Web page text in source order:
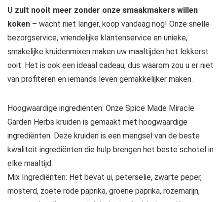
U zult nooit meer zonder onze smaakmakers willen
koken – wacht niet langer, koop vandaag nog! Onze snelle
bezorgservice, vriendelijke klantenservice en unieke,
smakelijke kruidenmixen maken uw maaltijden het lekkerst
ooit. Het is ook een ideaal cadeau, dus waarom zou u er niet
van profiteren en iemands leven gemakkelijker maken.
Hoogwaardige ingrediënten: Onze Spice Made Miracle
Garden Herbs kruiden is gemaakt met hoogwaardige
ingrediënten. Deze kruiden is een mengsel van de beste
kwaliteit ingrediënten die hulp brengen het beste schotel in
elke maaltijd.
Mix Ingrediënten: Het bevat ui, peterselie, zwarte peper,
mosterd, zoete rode paprika, groene paprika, rozemarijn,